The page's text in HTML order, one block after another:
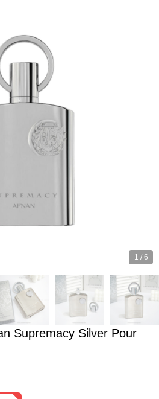
1 / 6
Supremacy Silver Pour